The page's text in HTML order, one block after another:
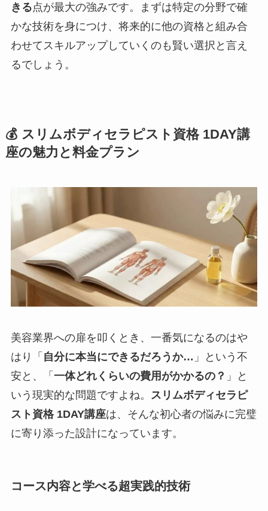
きる点が最大の強みです。まずは特定の分野で確
かな技術を身につけ、将来的に他の資格と組み合
わせてスキルアップしていくのも賢い選択と言え
るでしょう。
💰 スリムボディセラピスト資格 1DAY講
座の魅力と料金プラン
美容業界への扉を叩くとき、一番気になるのはや
はり「 自分に本当にできるだろうか… 」という不
安と、「 一体どれくらいの費用がかかるの？ 」と
いう現実的な問題ですよね。 スリムボディセラピ
スト資格 1DAY講座は、そんな初心者の悩みに完璧
に寄り添った設計になっています。
コース内容と学べる超実践的技術